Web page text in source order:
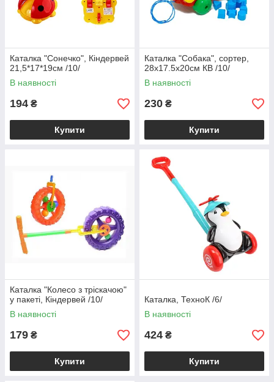
Каталка "Сонечко", Кіндервей
21,5*17*19см /10/
В наявності
194 ₴
Купити
Каталка "Собака", сортер,
28х17.5х20см КВ /10/
В наявності
230 ₴
Купити
Каталка "Колесо з тріскачою"
у пакеті, Кіндервей /10/
В наявності
179 ₴
Купити
Каталка, ТехноК /6/
В наявності
424 ₴
Купити